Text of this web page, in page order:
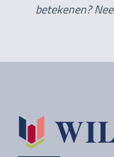
betekenen?